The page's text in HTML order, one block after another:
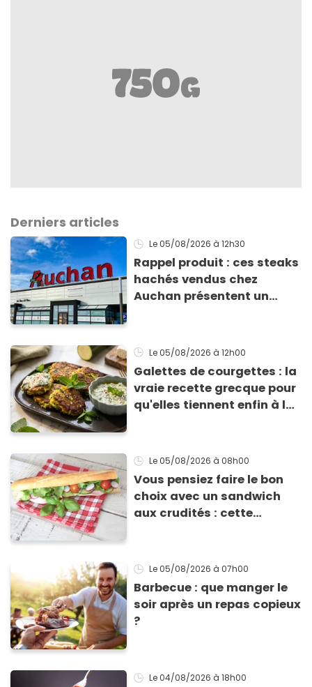
Derniers articles
Le 05/08/2026 à 12h30
Rappel produit : ces steaks
hachés vendus chez
Auchan présentent un
Le 05/08/2026 à 12h00
Galettes de courgettes : la
vraie recette grecque pour
qu'elles tiennent enfin à la
Le 05/08/2026 à 08h00
Vous pensiez faire le bon
choix avec un sandwich
aux crudités : cette
Le 05/08/2026 à 07h00
Barbecue : que manger le
soir après un repas copieux
?
Le 04/08/2026 à 18h00